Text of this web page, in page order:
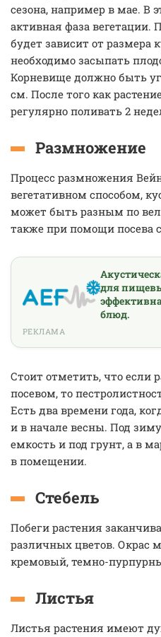
сезона, например в мае. В
активная фаза
будет зависит от размера
необходимо засыпать
Корневище должно быть
см. После того как
регулярно поливать 2
Размножение
Процесс размножения
вегетативном способом,
может быть разным по
также при помощи посева
для
блюд.
РЕКЛАМА
Стоит отметить, что если
посевом, то
Есть два времени года,
и в начале весны. Под
емкость и под грунт, а в
в помещении.
Стебель
Побеги растения
различных цветов. Окрас
кремовый, темно-
Листья
Листья растения имеют